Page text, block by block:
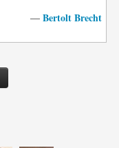
— Bertolt Brecht